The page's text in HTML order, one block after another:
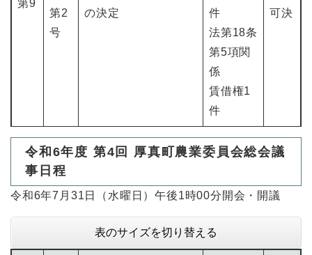
第9
第2
号
の決定
件
法第18条
第5項関
係
賃借権1
件
可決
令和6年度 第4回 厚真町農業委員会総会議
事日程
令和6年7月31日（水曜日）午後1時00分開会・開議
表のサイズを切り替える